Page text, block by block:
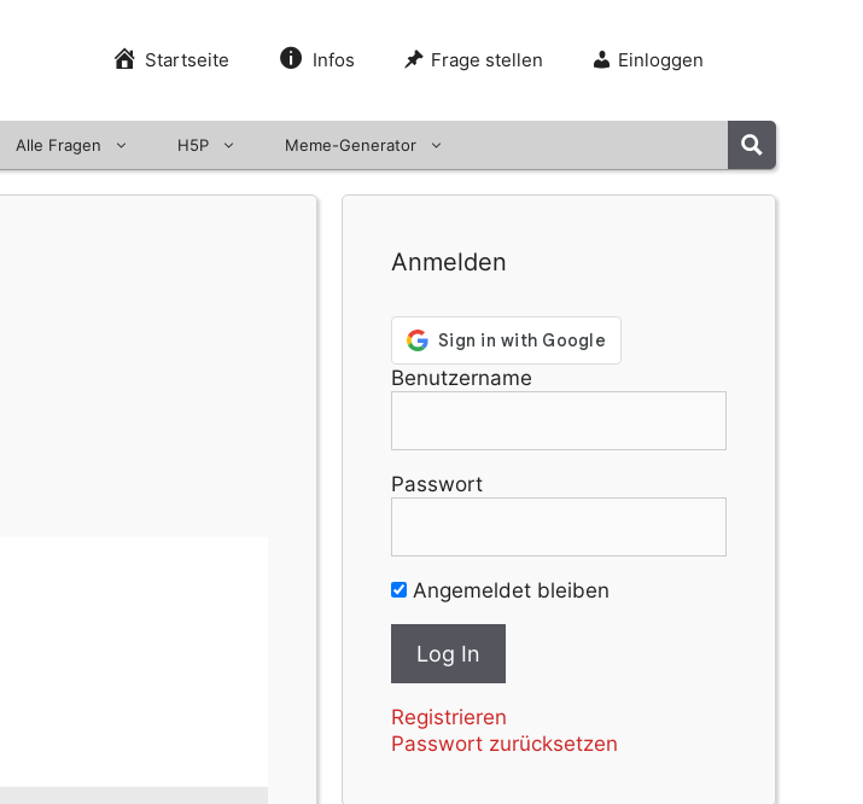
Startseite Infos Frage stellen Einloggen
Alle Fragen H5P Meme-Generator
Anmelden
Benutzername
Passwort
Angemeldet bleiben
Registrieren
Passwort zurücksetzen